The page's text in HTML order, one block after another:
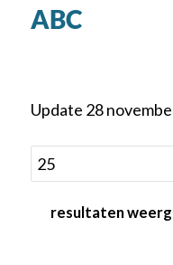
ABC
Update 28
resultaten